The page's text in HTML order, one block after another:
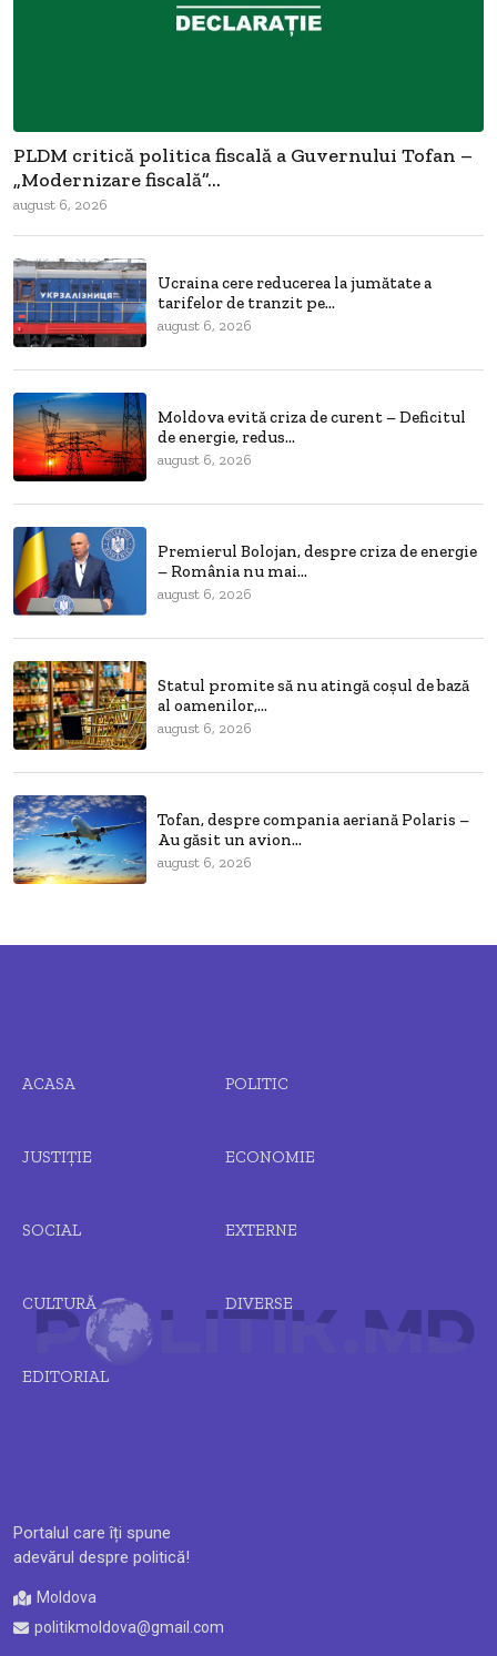
PLDM critică politica fiscală a Guvernului Tofan –
„Modernizare fiscală”...
august 6, 2026
Ucraina cere reducerea la jumătate a
tarifelor de tranzit pe...
august 6, 2026
Moldova evită criza de curent – Deficitul
de energie, redus...
august 6, 2026
Premierul Bolojan, despre criza de energie
– România nu mai...
august 6, 2026
Statul promite să nu atingă coșul de bază
al oamenilor,...
august 6, 2026
Tofan, despre compania aeriană Polaris –
Au găsit un avion...
august 6, 2026
Portalul care îți spune
adevărul despre politică!
Moldova
politikmoldova@gmail.com
ACASA POLITIC
JUSTIȚIE ECONOMIE
SOCIAL EXTERNE
CULTURĂ DIVERSE
EDITORIAL